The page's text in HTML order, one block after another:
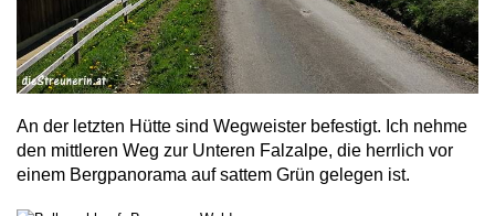
An der letzten Hütte sind Wegweister befestigt. Ich nehme
den mittleren Weg zur Unteren Falzalpe, die herrlich vor
einem Bergpanorama auf sattem Grün gelegen ist.